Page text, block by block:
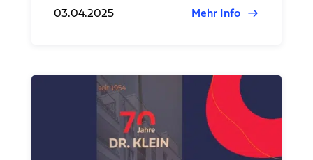
03.04.2025 Mehr Info